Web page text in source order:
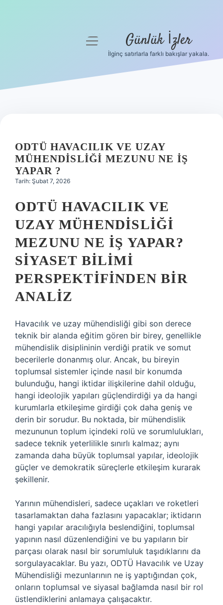
Hakkımızda
menüyü
Günlük İzler
İlginç satırlarla farklı bakışlar yakala.
ODTÜ HAVACILIK VE UZAY
MÜHENDISLIĞI MEZUNU NE IŞ
YAPAR ?
Tarih: Şubat 7, 2026
ODTÜ HAVACILIK VE
UZAY MÜHENDISLIĞI
MEZUNU NE İŞ YAPAR?
SIYASET BILIMI
PERSPEKTIFINDEN BIR
ANALIZ
Havacılık ve uzay mühendisliği gibi son derece
teknik bir alanda eğitim gören bir birey, genellikle
mühendislik disiplininin verdiği pratik ve somut
becerilerle donanmış olur. Ancak, bu bireyin
toplumsal sistemler içinde nasıl bir konumda
bulunduğu, hangi iktidar ilişkilerine dahil olduğu,
hangi ideolojik yapıları güçlendirdiği ya da hangi
kurumlarla etkileşime girdiği çok daha geniş ve
derin bir sorudur. Bu noktada, bir mühendislik
mezununun toplum içindeki rolü ve sorumlulukları,
sadece teknik yeterlilikle sınırlı kalmaz; aynı
zamanda daha büyük toplumsal yapılar, ideolojik
güçler ve demokratik süreçlerle etkileşim kurarak
şekillenir.
Yarının mühendisleri, sadece uçakları ve roketleri
tasarlamaktan daha fazlasını yapacaklar; iktidarın
hangi yapılar aracılığıyla beslendiğini, toplumsal
yapının nasıl düzenlendiğini ve bu yapıların bir
parçası olarak nasıl bir sorumluluk taşıdıklarını da
sorgulayacaklar. Bu yazı, ODTÜ Havacılık ve Uzay
Mühendisliği mezunlarının ne iş yaptığından çok,
onların toplumsal ve siyasal bağlamda nasıl bir rol
üstlendiklerini anlamaya çalışacaktır.